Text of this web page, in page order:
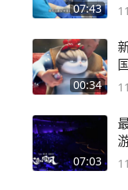
07:43
00:34
07:03